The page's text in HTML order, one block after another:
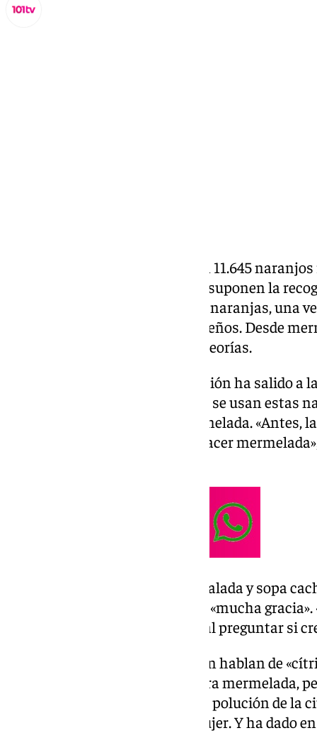
cuenta con 11.645
sirven de adorno, dan sombra y suponen la
naranjas al año. El uso de estas naranjas, una
incógnita para muchos malagueños. Desde
cachorreña son algunas de las teorías.
Es por eso por lo que 101 Televisión ha salido a
malagueños para qué creen que se usan estas
en que se usan para hacer mermelada.
hay yendo a Los Montes para hacer
Alguno también habla de la ensalada y sopa
mermelada amarga no les hace «mucha
porque para otra cosa…», dicen al preguntar si
Los que tienen más imaginación hablan de
la energía». «Yo creía que era para mermelada,
otro día leí que absorben toda la polución de la
hacen abonos», asegura una mujer. Y ha dado